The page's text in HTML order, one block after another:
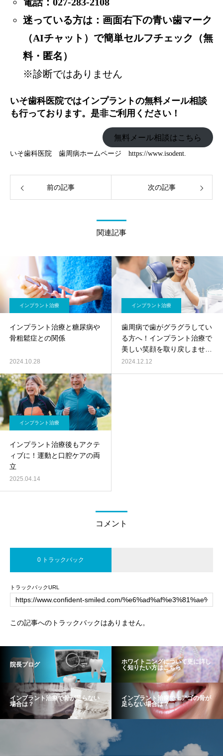
迷っている方は：画面右下の青い歯マーク
（AIチャット）で簡単セルフチェック（無
料・匿名）
※診断ではありません
いそ歯科医院ではインプラントの無料メール相談
も行っております。是非ご利用ください！
無料メール相談はこちら
いそ歯科医院 歯周病ホームページ https://www.isodent.
前の記事 次の記事
関連記事
インプラント治療
インプラント治療と糖尿病や
骨粗鬆症との関係
2024.10.28
インプラント治療
歯周病で歯がグラグラしてい
る方へ！インプラント治療で
美しい笑顔を取り戻しません
か？
2024.12.12
インプラント治療
インプラント治療後もアクテ
ィブに！運動と口腔ケアの両
立
2025.04.14
コメント
0 トラックバック
トラックバックURL
この記事へのトラックバックはありません。
院長ブログ
ホワイトニングについて更に詳し
く知りたい方はこちら
インプラント治療で骨が足らない
場合は？
インプラント治療で上アゴの骨が
足らない場合は？